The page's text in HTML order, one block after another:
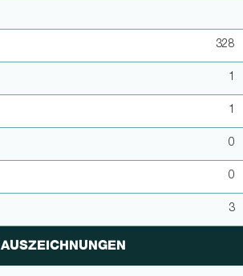
328
1
1
0
0
3
AUSZEICHNUNGEN